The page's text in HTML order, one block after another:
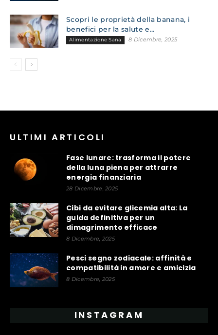
Scopri le proprietà della banana, i
benefici per la salute e...
Alimentazione Sana 8 Dicembre, 2025
ULTIMI ARTICOLI
Fase lunare: trasforma il potere
della luna piena per attrarre
energia finanziaria
28 Dicembre, 2025
Cibi da evitare glicemia alta: La
guida definitiva per un
dimagrimento efficace
8 Dicembre, 2025
Pesci segno zodiacale: affinità e
compatibilità in amore e amicizia
8 Dicembre, 2025
INSTAGRAM